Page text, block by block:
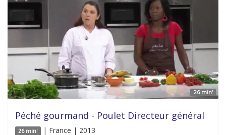
26 min'
Péché gourmand - Poulet Directeur général
26 min' | France | 2013